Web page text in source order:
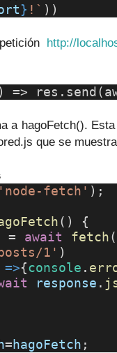
} !` ))
http://
=>
a hagoFetch().
que se
'node-fetch' );
() {
= await fetch(
1' )
=>{console .
response .
=hagoFetch ;